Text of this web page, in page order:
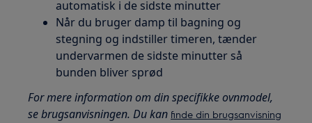
automatisk i de sidste minutter
Når du bruger damp til bagning og
stegning og indstiller timeren, tænder
undervarmen de sidste minutter så
bunden bliver sprød
For mere information om din specifikke ovnmodel,
se brugsanvisningen. Du kan finde din brugsanvisning